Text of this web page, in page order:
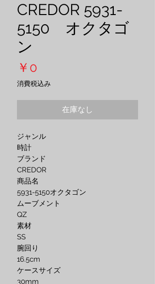
CREDOR 5931-
5150 オクタゴ
ン
￥0
格
消費税込み
在庫なし
ジャンル
時計
ブランド
CREDOR
商品名
5931-5150オクタゴン
ムーブメント
QZ
素材
SS
腕回り
16.5cm
ケースサイズ
30mm